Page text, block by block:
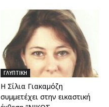
ΓΛΥΠΤΙΚΗ
Η Σίλια Γιακαμόζη
συμμετέχει στην εικαστική